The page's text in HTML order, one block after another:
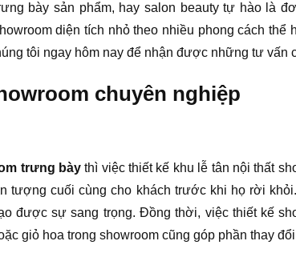
bày sản phẩm, hay salon beauty tự hào là
diện tích nhỏ theo nhiều phong cách
tôi ngay hôm nay để nhận được những tư vấn
chuyên nghiệp
trưng bày thì việc thiết kế khu lễ tân nội thất
tượng cuối cùng cho khách trước khi họ rời
được sự sang trọng. Đồng thời, việc thiết kế
giỏ hoa trong showroom cũng góp phần thay